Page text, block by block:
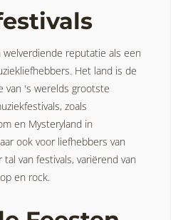
reputatie als een
Het land is de
van 's werelds grootste
zoals
en Mysteryland in
ook voor liefhebbers van
van festivals, variërend van
en rock.